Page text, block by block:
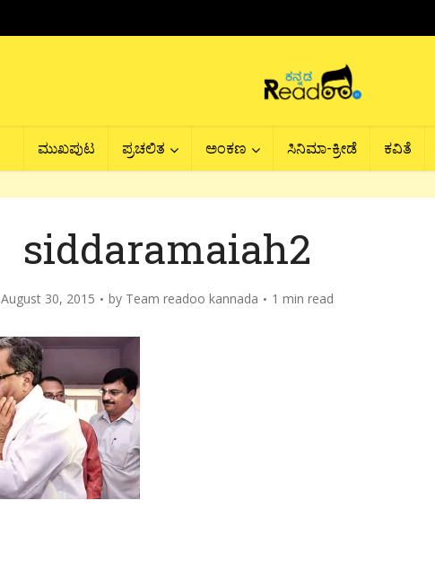
ಮುಖಪುಟ ಪ್ರಚಲಿತ ಅಂಕಣ ಸಿನಿಮಾ-ಕ್ರೀಡೆ ಕವಿತೆ
siddaramaiah2
August 30, 2015 by Team readoo kannada 1 min read